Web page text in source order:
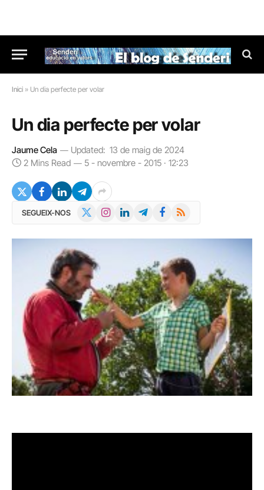
Inici » Un dia perfecte per volar
Un dia perfecte per volar
Jaume Cela Updated: 13 de maig de 2024
2 Mins Read
5 - novembre - 2015 · 12:23
SEGUEIX-NOS InstagramLinkedInTelegramFacebook
RSS